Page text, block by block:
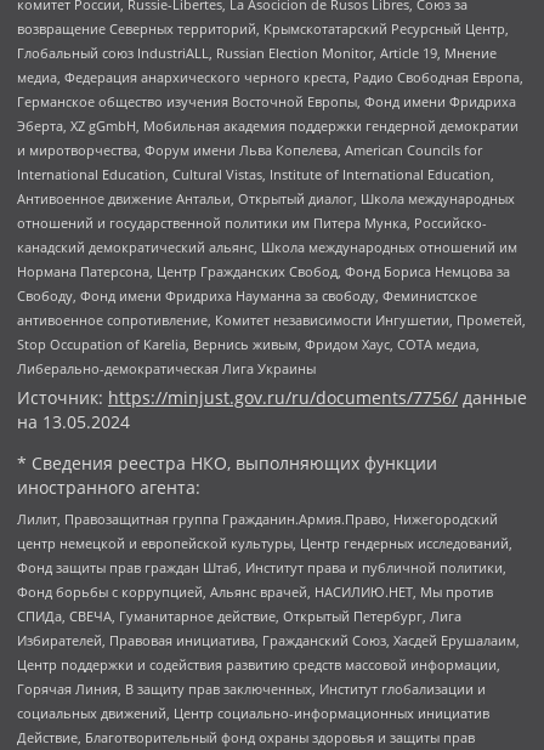
комитет России, Russie-Libertes, La Asocicion de Rusos Libres, Союз за
возвращение Северных территорий, Крымскотатарский Ресурсный Центр,
Глобальный союз IndustriALL, Russian Election Monitor, Article 19, Мнение
медиа, Федерация анархического черного креста, Радио Свободная Европа,
Германское общество изучения Восточной Европы, Фонд имени Фридриха
Эберта, XZ gGmbH, Мобильная академия поддержки гендерной демократии
и миротворчества, Форум имени Льва Копелева, American Councils for
International Education, Cultural Vistas, Institute of International Education,
Антивоенное движение Антальи, Открытый диалог, Школа международных
отношений и государственной политики им Питера Мунка, Российско-
канадский демократический альянс, Школа международных отношений им
Нормана Патерсона, Центр Гражданских Свобод, Фонд Бориса Немцова за
Свободу, Фонд имени Фридриха Науманна за свободу, Феминистское
антивоенное сопротивление, Комитет независимости Ингушетии, Прометей,
Stop Occupation of Karelia, Вернись живым, Фридом Хаус, СОТА медиа,
Либерально-демократическая Лига Украины
Источник: https://minjust.gov.ru/ru/documents/7756/ данные
на 13.05.2024
* Сведения реестра НКО, выполняющих функции
иностранного агента:
Лилит, Правозащитная группа Гражданин.Армия.Право, Нижегородский
центр немецкой и европейской культуры, Центр гендерных исследований,
Фонд защиты прав граждан Штаб, Институт права и публичной политики,
Фонд борьбы с коррупцией, Альянс врачей, НАСИЛИЮ.НЕТ, Мы против
СПИДа, СВЕЧА, Гуманитарное действие, Открытый Петербург, Лига
Избирателей, Правовая инициатива, Гражданский Союз, Хасдей Ерушалаим,
Центр поддержки и содействия развитию средств массовой информации,
Горячая Линия, В защиту прав заключенных, Институт глобализации и
социальных движений, Центр социально-информационных инициатив
Действие, Благотворительный фонд охраны здоровья и защиты прав